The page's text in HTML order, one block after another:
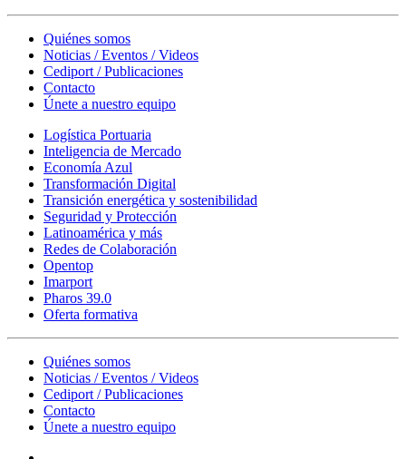
Quiénes somos
Noticias / Eventos / Videos
Cediport / Publicaciones
Contacto
Únete a nuestro equipo
Logística Portuaria
Inteligencia de Mercado
Economía Azul
Transformación Digital
Transición energética y sostenibilidad
Seguridad y Protección
Latinoamérica y más
Redes de Colaboración
Opentop
Imarport
Pharos 39.0
Oferta formativa
Quiénes somos
Noticias / Eventos / Videos
Cediport / Publicaciones
Contacto
Únete a nuestro equipo